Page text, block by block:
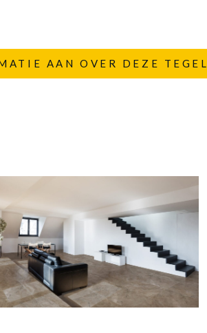
AAN OVER DEZE TEGEL